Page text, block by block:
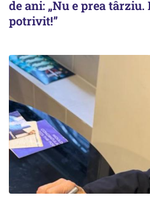
de ani: „Nu e prea
potrivit!”